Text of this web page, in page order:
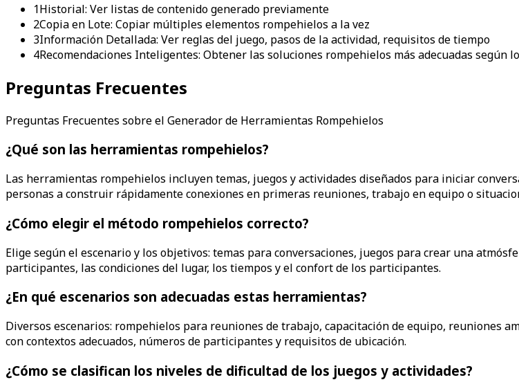
1Historial: Ver listas de contenido generado previamente
2Copia en Lote: Copiar múltiples elementos rompehielos a la vez
3Información Detallada: Ver reglas del juego, pasos de la actividad, requisitos de tiempo
4Recomendaciones Inteligentes: Obtener las soluciones rompehielos más adecuadas según
Preguntas Frecuentes
Preguntas Frecuentes sobre el Generador de Herramientas Rompehielos
¿Qué son las herramientas rompehielos?
Las herramientas rompehielos incluyen temas, juegos y actividades diseñados para iniciar
personas a construir rápidamente conexiones en primeras reuniones, trabajo en equipo o
¿Cómo elegir el método rompehielos correcto?
Elige según el escenario y los objetivos: temas para conversaciones, juegos para crear una
participantes, las condiciones del lugar, los tiempos y el confort de los participantes.
¿En qué escenarios son adecuadas estas herramientas?
Diversos escenarios: rompehielos para reuniones de trabajo, capacitación de equipo, reuniones
con contextos adecuados, números de participantes y requisitos de ubicación.
¿Cómo se clasifican los niveles de dificultad de los juegos y actividades?